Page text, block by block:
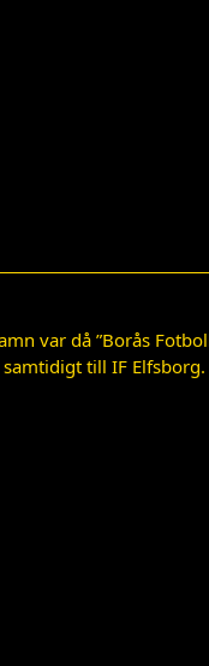
var då ”Borås
till IF Elfsborg.